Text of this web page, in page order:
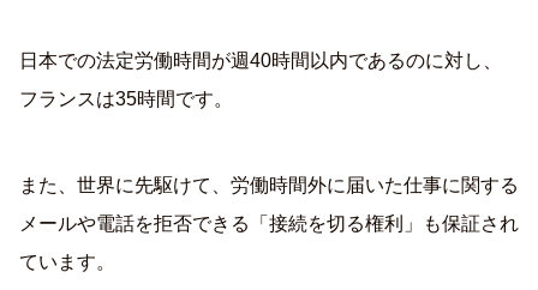
日本での法定労働時間が週40時間以内であるのに対し、
フランスは35時間です。
また、世界に先駆けて、労働時間外に届いた仕事に関する
メールや電話を拒否できる「接続を切る権利」も保証され
ています。